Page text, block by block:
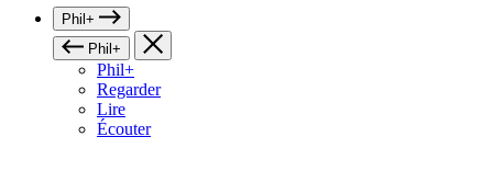
Phil+
Phil+
Phil+
Regarder
Lire
Écouter